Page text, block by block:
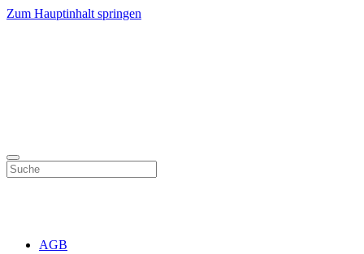
Zum Hauptinhalt springen
AGB